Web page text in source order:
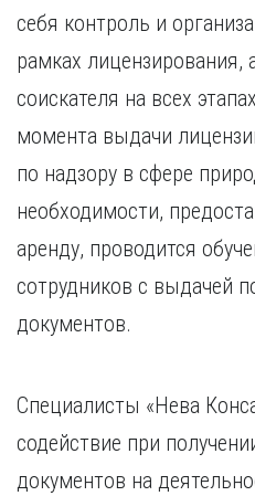
себя контроль и
рамках
соискателя на всех
момента выдачи
по надзору в сфере
необходимости,
аренду, проводится
сотрудников с выдачей
документов.
Специалисты «Нева
содействие при
документов на